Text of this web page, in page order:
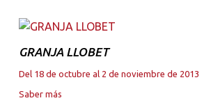
GRANJA LLOBET
Del 18 de octubre al 2 de noviembre de 2013
Saber más